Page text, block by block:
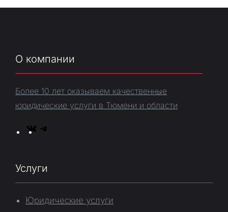
О компании
Более 10 лет оказываем качественные
юридические услуги в Тюмени и области
V
r
Услуги
Юридические услуги